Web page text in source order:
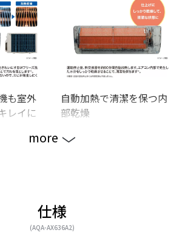
も室外
レイに
自動加熱で清潔を保つ内
部乾燥
more
仕様
(AQA-AX636A2)